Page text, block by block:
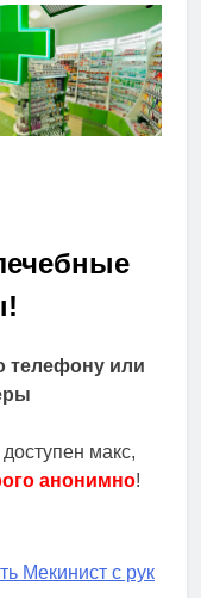
телефону или
макс,
анонимно!
Мекинист с рук